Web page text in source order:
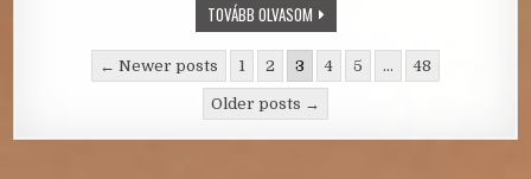
TOVÁBB OLVASOMKÖVÉR LÁSZLÓ
Bejegyzések lapozása
← Newer posts 1 2 3 4 5 … 48
Older posts →